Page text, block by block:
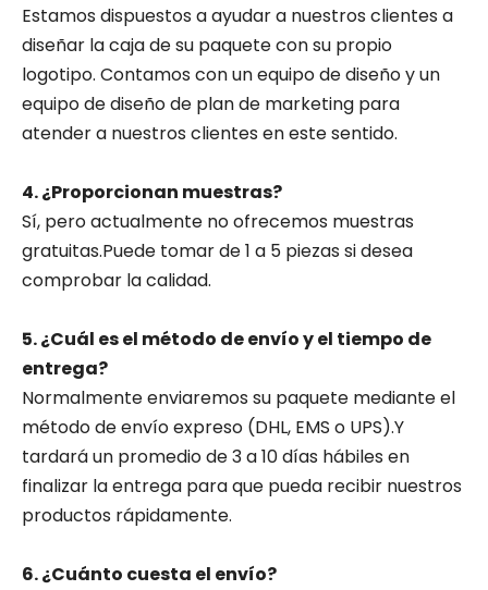
Estamos dispuestos a ayudar a nuestros clientes a
diseñar la caja de su paquete con su propio
logotipo. Contamos con un equipo de diseño y un
equipo de diseño de plan de marketing para
atender a nuestros clientes en este sentido.
4. ¿Proporcionan muestras?
Sí, pero actualmente no ofrecemos muestras
gratuitas.Puede tomar de 1 a 5 piezas si desea
comprobar la calidad.
5. ¿Cuál es el método de envío y el tiempo de
entrega?
Normalmente enviaremos su paquete mediante el
método de envío expreso (DHL, EMS o UPS).Y
tardará un promedio de 3 a 10 días hábiles en
finalizar la entrega para que pueda recibir nuestros
productos rápidamente.
6. ¿Cuánto cuesta el envío?